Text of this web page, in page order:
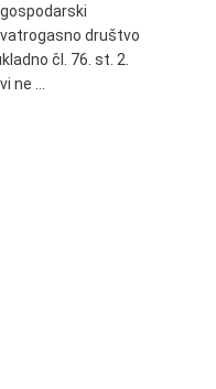
društvo
čl. 76. st. 2.
ne …